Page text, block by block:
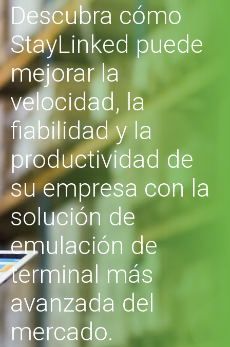
Descubra cómo
StayLinked puede
mejorar la
velocidad, la
fiabilidad y la
productividad de
su empresa con la
solución de
emulación de
terminal más
avanzada del
mercado.